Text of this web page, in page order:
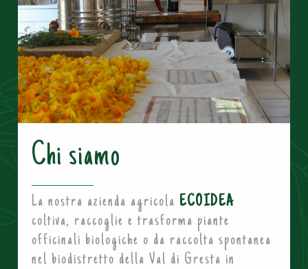
Chi siamo
La nostra azienda agricola ECOIDEA
coltiva, raccoglie e trasforma piante
officinali biologiche o da raccolta spontanea
nel biodistretto della Val di Gresta in